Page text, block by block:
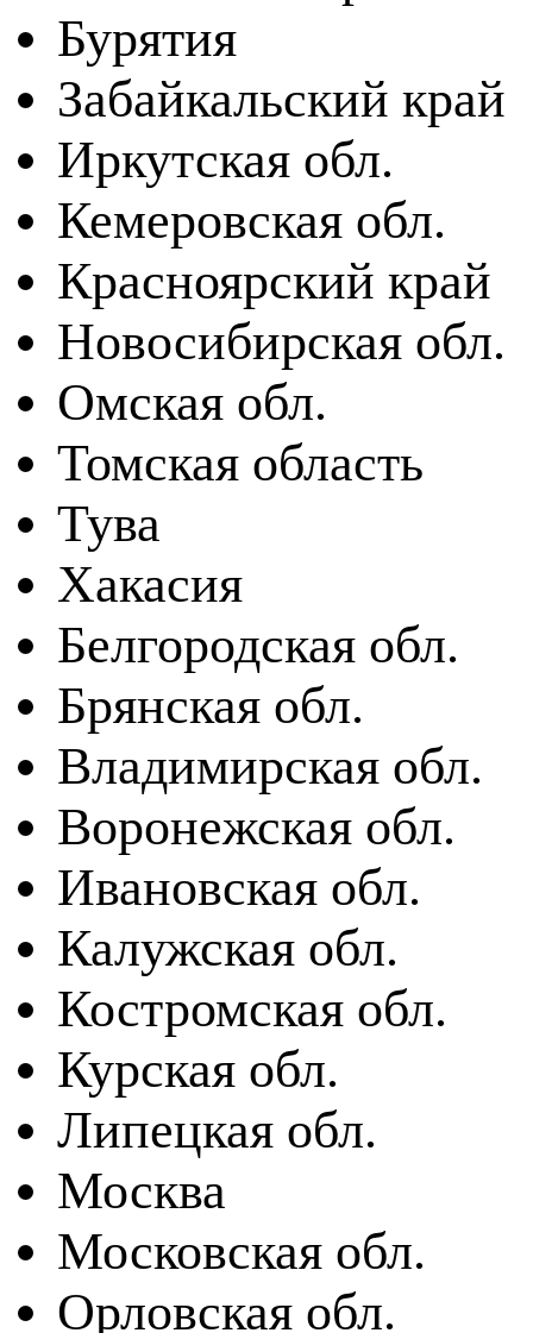
Бурятия
Забайкальский край
Иркутская обл.
Кемеровская обл.
Красноярский край
Новосибирская обл.
Омская обл.
Томская область
Тува
Хакасия
Белгородская обл.
Брянская обл.
Владимирская обл.
Воронежская обл.
Ивановская обл.
Калужская обл.
Костромская обл.
Курская обл.
Липецкая обл.
Москва
Московская обл.
Орловская обл.